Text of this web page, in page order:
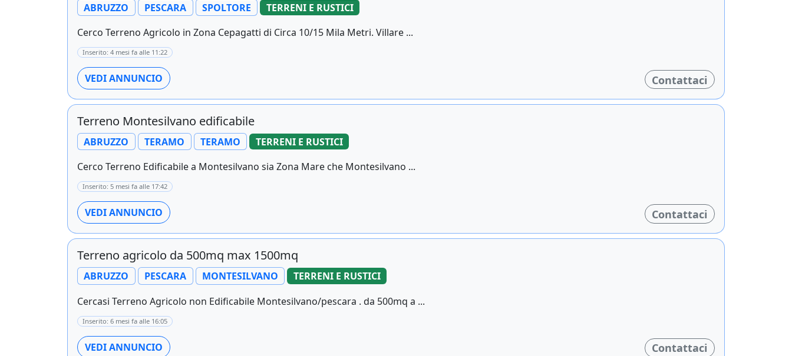
ABRUZZO PESCARA SPOLTORE
TERRENI E RUSTICI
Cerco Terreno Agricolo in Zona Cepagatti di Circa 10/15 Mila Metri. Villare ...
Inserito: 4 mesi fa alle 11:22
VEDI ANNUNCIO Contattaci
Terreno Montesilvano edificabile
ABRUZZO TERAMO TERAMO
TERRENI E RUSTICI
Cerco Terreno Edificabile a Montesilvano sia Zona Mare che Montesilvano ...
Inserito: 5 mesi fa alle 17:42
VEDI ANNUNCIO Contattaci
Terreno agricolo da 500mq max 1500mq
ABRUZZO PESCARA MONTESILVANO
TERRENI E RUSTICI
Cercasi Terreno Agricolo non Edificabile Montesilvano/pescara . da 500mq a ...
Inserito: 6 mesi fa alle 16:05
VEDI ANNUNCIO Contattaci